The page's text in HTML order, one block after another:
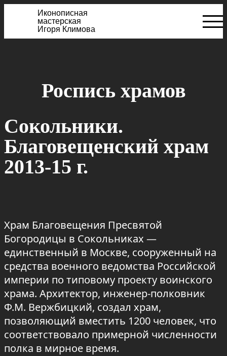
Иконописная
мастерская
Игоря Климова
Роспись храмов
Сокольники.
Благовещенский храм
2013-15 г.
Храм Благовещения Пресвятой
Богородицы в Сокольниках —
единственный в Москве, сооруженный на
средства военного ведомства Российской
империи по типовому проекту воинского
храма. Архитектор, инженер-полковник
Ф.М. Вержбицкий, создал храм,
позволяющий вместить 1200 человек, что
соответствовало примерной численности
полка в мирное время.